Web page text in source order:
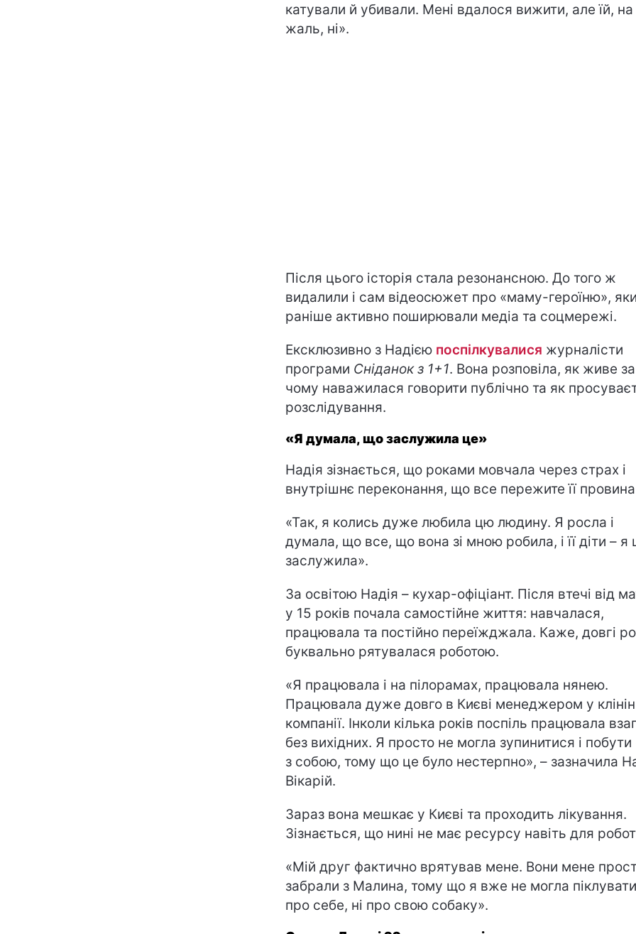
катували й убивали. Мені вдалося вижити, але їй, на
жаль, ні».
Після цього історія стала резонансною. До того ж
видалили і сам відеосюжет про «маму-героїню»,
раніше активно поширювали медіа та соцмережі.
Ексклюзивно з Надією поспілкувалися журналісти
програми Сніданок з 1+1. Вона розповіла, як живе
чому наважилася говорити публічно та як
розслідування.
«Я думала, що заслужила це»
Надія зізнається, що роками мовчала через страх і
внутрішнє переконання, що все пережите її
«Так, я колись дуже любила цю людину. Я росла і
думала, що все, що вона зі мною робила, і її діти – я
заслужила».
За освітою Надія – кухар-офіціант. Після втечі від
у 15 років почала самостійне життя: навчалася,
працювала та постійно переїжджала. Каже, довгі
буквально рятувалася роботою.
«Я працювала і на пілорамах, працювала нянею.
Працювала дуже довго в Києві менеджером у
компанії. Інколи кілька років поспіль працювала
без вихідних. Я просто не могла зупинитися і
з собою, тому що це було нестерпно», – зазначила
Вікарій.
Зараз вона мешкає у Києві та проходить лікування.
Зізнається, що нині не має ресурсу навіть для
«Мій друг фактично врятував мене. Вони мене
забрали з Малина, тому що я вже не могла
про себе, ні про свою собаку».